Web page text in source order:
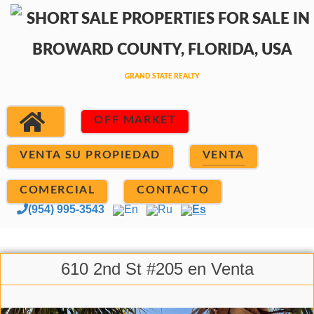
OFF MARKET
VENTA SU PROPIEDAD VENTA
COMERCIAL CONTACTO
(954) 995-3543 En Ru Es
610 2nd St #205 en Venta